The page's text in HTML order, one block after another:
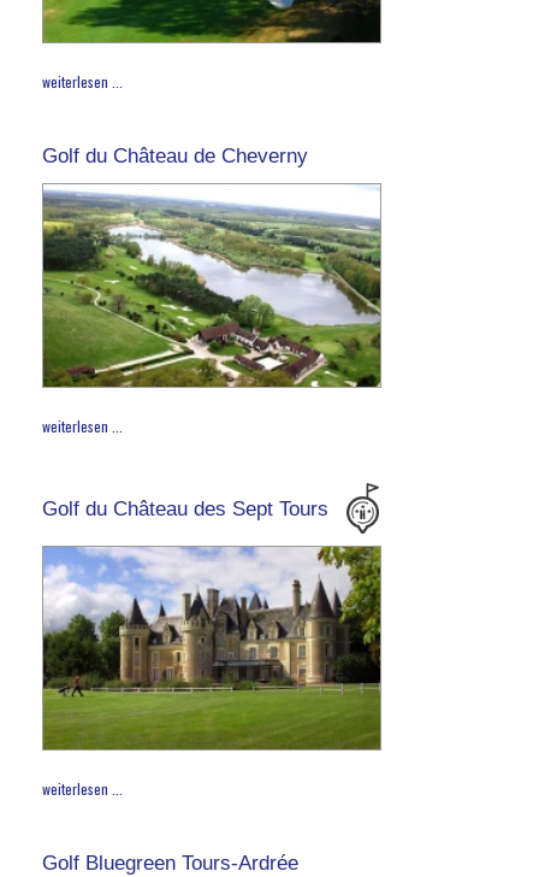
weiterlesen ...
Golf du Château de Cheverny
weiterlesen ...
Golf du Château des Sept Tours
weiterlesen ...
Golf Bluegreen Tours-Ardrée